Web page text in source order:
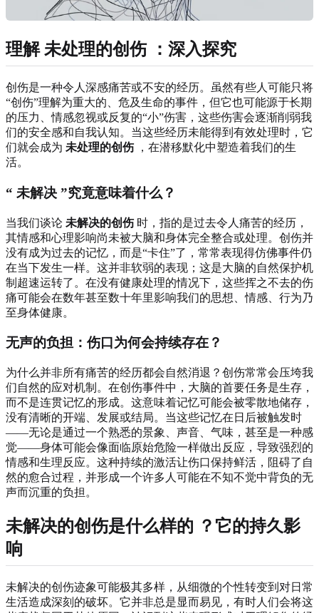
理解未处理的创伤：深入探究
创伤是一种令人深感痛苦或不安的经历。虽然有些人可能只将
“创伤”理解为重大的、危及生命的事件，但它也可能源于长期
的压力、情感忽视或反复的“小”伤害，这些伤害会逐渐削弱我
们的安全感和自我认知。当这些经历未能得到有效处理时，它
们就会成为 未处理的创伤，在潜移默化中塑造着我们的生
活。
“ 未解决 ”究竟意味着什么？
当我们谈论 未解决的创伤时，指的是过去令人痛苦的经历，
其情感和心理影响尚未被大脑和身体完全整合或处理。创伤并
没有成为过去的记忆，而是“卡住”了，常常表现得仿佛事件仍
在当下发生一样。这并非软弱的表现；这是大脑的自然保护机
制超速运转了。在没有健康处理的情况下，这些挥之不去的伤
痛可能会在数年甚至数十年里影响我们的思想、情感、行为乃
至身体健康。
无声的负担：伤口为何会持续存在？
为什么并非所有痛苦的经历都会自然消退？创伤常常会压垮我
们自然的应对机制。在创伤事件中，大脑的首要任务是生存，
而不是连贯记忆的形成。这意味着记忆可能会被零散地储存，
没有清晰的开端、发展或结局。当这些记忆在日后被触发时
——无论是通过一个熟悉的景象、声音、气味，甚至是一种感
觉——身体可能会像面临原始危险一样做出反应，导致强烈的
情感和生理反应。这种持续的激活让伤口保持鲜活，阻碍了自
然的愈合过程，并形成一个许多人可能在不知不觉中背负的无
声而沉重的负担。
未解决的创伤是什么样的 ？它的持久影
响
未解决的创伤迹象可能极其多样，从细微的个性转变到对日常
生活造成深刻的破坏。它并非总是显而易见，有时人们会将这